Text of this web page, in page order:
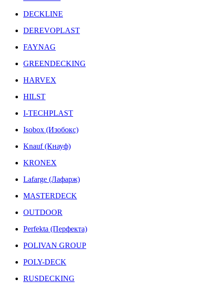
DECKLINE
DEREVOPLAST
FAYNAG
GREENDECKING
HARVEX
HILST
I-TECHPLAST
Isobox (Изобокс)
Knauf (Кнауф)
KRONEX
Lafarge (Лафарж)
MASTERDECK
OUTDOOR
Perfekta (Перфекта)
POLIVAN GROUP
POLY-DECK
RUSDECKING